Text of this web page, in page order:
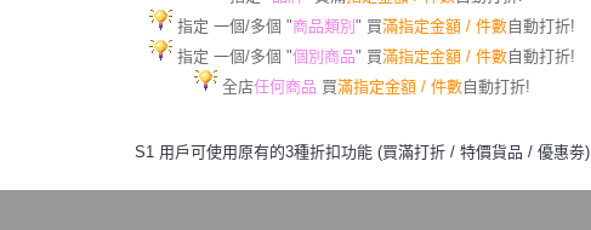
指定 一個/多個 "商品類別 " 買滿指定金額 / 件數自動打折!
指定 一個/多個 "個別商品" 買滿指定金額 / 件數自動打折!
全店任何商品 買滿指定金額 / 件數自動打折!
S1 用戶可使用原有的3種折扣功能 (買滿打折 / 特價貨品 / 優惠劵)